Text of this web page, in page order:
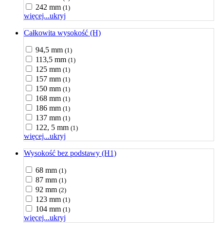
242 mm (1)
więcej...ukryj
Całkowita wysokość (H)
94,5 mm (1)
113,5 mm (1)
125 mm (1)
157 mm (1)
150 mm (1)
168 mm (1)
186 mm (1)
137 mm (1)
122, 5 mm (1)
więcej...ukryj
Wysokość bez podstawy (H1)
68 mm (1)
87 mm (1)
92 mm (2)
123 mm (1)
104 mm (1)
więcej...ukryj